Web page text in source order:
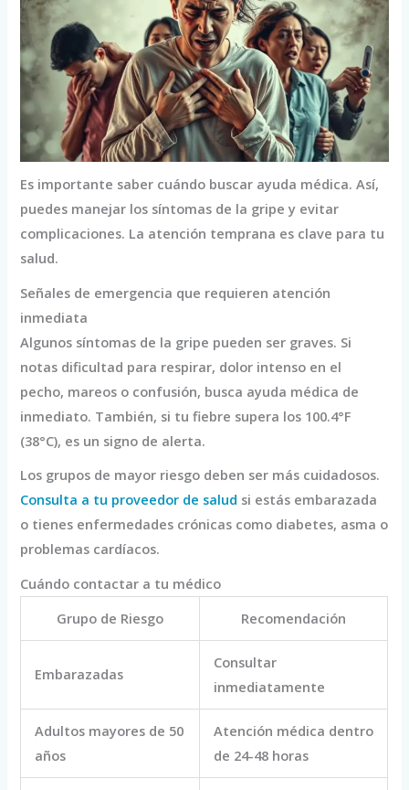
Es importante saber cuándo buscar ayuda médica. Así,
puedes manejar los síntomas de la gripe y evitar
complicaciones. La atención temprana es clave para tu
salud.
Señales de emergencia que requieren atención
inmediata
Algunos síntomas de la gripe pueden ser graves. Si
notas dificultad para respirar, dolor intenso en el
pecho, mareos o confusión, busca ayuda médica de
inmediato. También, si tu fiebre supera los 100.4°F
(38°C), es un signo de alerta.
Los grupos de mayor riesgo deben ser más cuidadosos.
Consulta a tu proveedor de salud si estás embarazada
o tienes enfermedades crónicas como diabetes, asma o
problemas cardíacos.
Cuándo contactar a tu médico
Grupo de Riesgo
Recomendación
Embarazadas
Consultar
inmediatamente
Adultos mayores de 50
años
Atención médica dentro
de 24-48 horas